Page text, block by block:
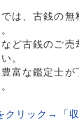
は、古銭の無
ど古銭のご売
。
富な鑑定士が
クリック→「